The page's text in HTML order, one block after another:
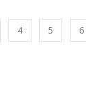
4 5 6